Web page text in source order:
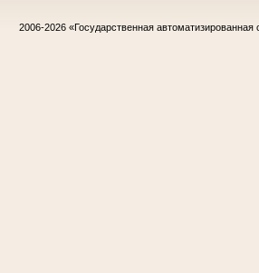
2006-2026 «Государственная